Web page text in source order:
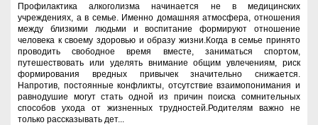
Профилактика алкоголизма начинается не в медицинских
учреждениях, а в семье. Именно домашняя атмосфера, отношения
между близкими людьми и воспитание формируют отношение
человека к своему здоровью и образу жизни.Когда в семье принято
проводить свободное время вместе, заниматься спортом,
путешествовать или уделять внимание общим увлечениям, риск
формирования вредных привычек значительно снижается.
Напротив, постоянные конфликты, отсутствие взаимопонимания и
равнодушие могут стать одной из причин поиска сомнительных
способов ухода от жизненных трудностей.Родителям важно не
только рассказывать дет...